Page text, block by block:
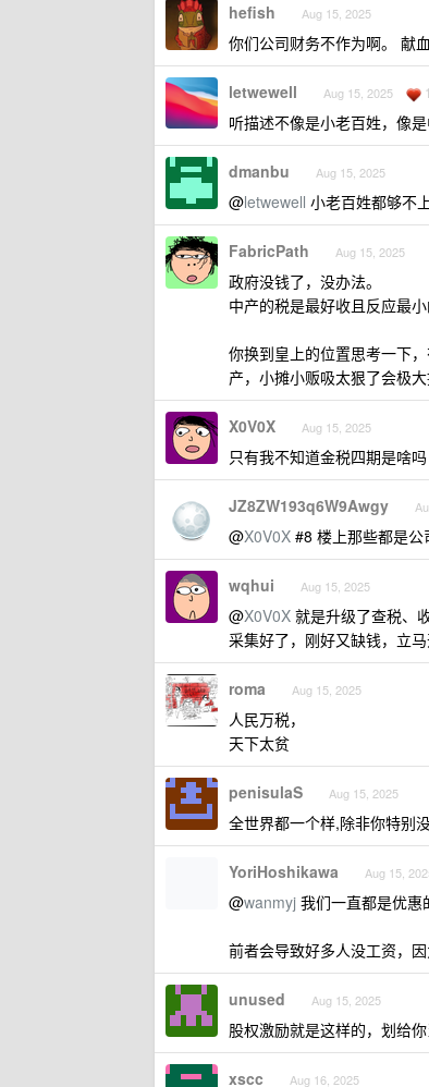
hefish Aug 15, 2025
你们公司财务不作为啊。 献
letwewell Aug 15, 2025 1
听描述不像是小老百姓，像
dmanbu Aug 15, 2025
@letwewell 小老百姓都够不
FabricPath Aug 15, 2025
政府没钱了，没办法。
中产的税是最好收且反应最
你换到皇上的位置思考一下
产，小摊小贩吸太狠了会极
X0V0X Aug 15, 2025
只有我不知道金税四期是啥吗
JZ8ZW193q6W9Awgy
@X0V0X #8 楼上那些都是公
wqhui Aug 15, 2025
@X0V0X 就是升级了查税、
采集好了，刚好又缺钱，立
roma Aug 15, 2025
人民万税，
天下太贫
penisulaS Aug 15, 2025
全世界都一个样,除非你特别
YoriHoshikawa Aug 15,
@wanmyj 我们一直都是优惠
前者会导致好多人没工资，因
unused Aug 15, 2025
股权激励就是这样的，划给
xscc Aug 16, 2025